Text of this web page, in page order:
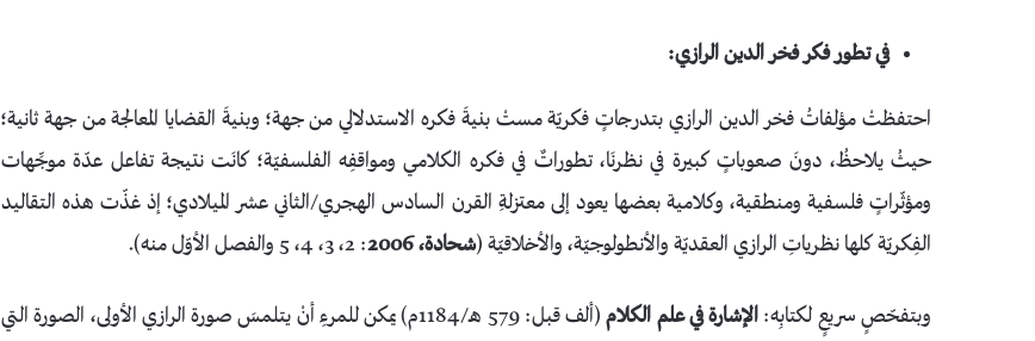
في تطور فكر فخر الدين الرازي:
احتفظتْ مؤلفاتُ فخر الدين الرازي بتدرجاتٍ فكريّة مستْ بنيةَ فكره الاستدلالي من جهة؛ وبنيةَ القضايا المعالجة من جهة ثانية؛
حيثُ يلاحظُ، دونَ صعوباتٍ كبيرة في نظرنَا، تطوراتٌ في فكره الكلامي ومواقفِه الفلسفيّة؛ كانَت نتيجة تفاعل عدّة موجِّهات
ومؤثّراتٍ فلسفية ومنطقية، وكلامية بعضها يعود إلى معتزلةِ القرن السادس الهجري/الثاني عشر الميلادي؛ إذ غذّت هذه التقاليد
الفِكريّة كلها نظرياتِ الرازي العقديّة والأنطولوجيّة، والأخلاقيّة (شحادة، 2006 : 2، 3، 4، 5 والفصل الأوّل منه).
وبتفحّصٍ سريعٍ لكتابِه: الإشارة في علم الكلام
(ألف قبل: 579 هـ/1184م) يمكن للمرءِ أنْ يتلمسَ صورة الرازي الأولى، الصورة التي